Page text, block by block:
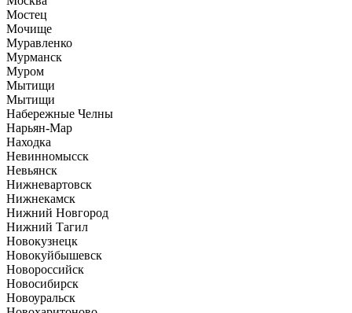
Мостец
Мочище
Муравленко
Мурманск
Муром
Мытищи
Мытищи
Набережные Челны
Нарьян-Мар
Находка
Невинномысск
Невьянск
Нижневартовск
Нижнекамск
Нижний Новгород
Нижний Тагил
Новокузнецк
Новокуйбышевск
Новороссийск
Новосибирск
Новоуральск